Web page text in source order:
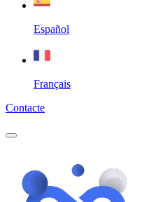
Español
Français
Contacte